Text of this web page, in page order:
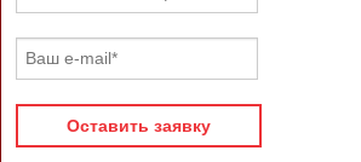
Оставить заявку